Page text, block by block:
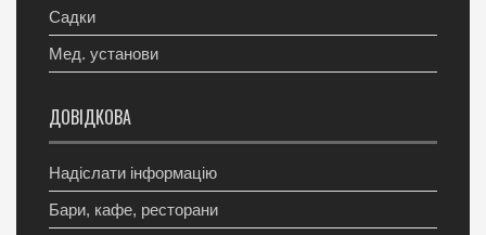
Садки
Мед. установи
ДОВІДКОВА
Надіслати інформацію
Бари, кафе, ресторани